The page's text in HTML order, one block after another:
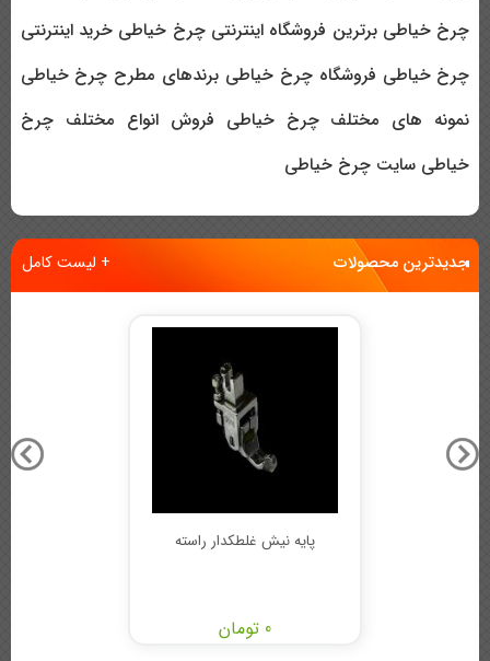
چرخ خیاطی برترین فروشگاه اینترنتی چرخ خیاطی خرید اینترنتی
چرخ خیاطی فروشگاه چرخ خیاطی برندهای مطرح چرخ خیاطی
نمونه های مختلف چرخ خیاطی فروش انواع مختلف چرخ
خیاطی سایت چرخ خیاطی
جدیدترین محصولات + لیست کامل
پایه نیش غلطکدار راسته
0 تومان